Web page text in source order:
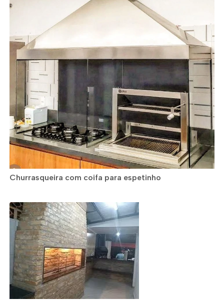
Churrasqueira com coifa para espetinho